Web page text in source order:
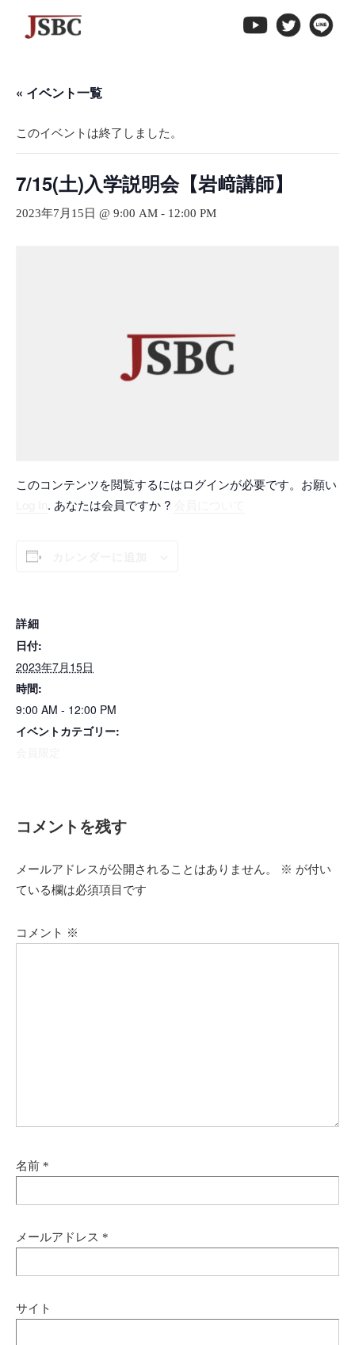
« イベント一覧
このイベントは終了しました。
7/15(土)入学説明会【岩﨑講師】
2023年7月15日 @ 9:00 AM - 12:00 PM
このコンテンツを閲覧するにはログインが必要です。お願い
. あなたは会員ですか ?
詳細
日付:
2023年7月15日
時間:
9:00 AM - 12:00 PM
イベントカテゴリー:
コメントを残す
メールアドレスが公開されることはありません。 ※ が付い
ている欄は必須項目です
コメント ※
名前 *
メールアドレス *
サイト